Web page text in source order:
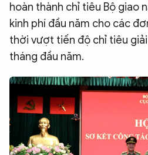
hoàn thành chỉ tiêu Bộ giao
kinh phí đầu năm cho các
thời vượt tiến độ chỉ tiêu
tháng đầu năm.